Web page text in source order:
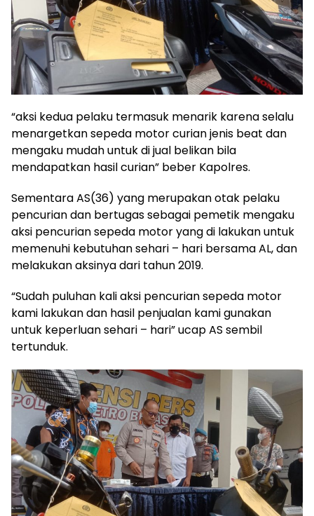
“aksi kedua pelaku termasuk menarik karena selalu
menargetkan sepeda motor curian jenis beat dan
mengaku mudah untuk di jual belikan bila
mendapatkan hasil curian” beber Kapolres.
Sementara AS(36) yang merupakan otak pelaku
pencurian dan bertugas sebagai pemetik mengaku
aksi pencurian sepeda motor yang di lakukan untuk
memenuhi kebutuhan sehari – hari bersama AL, dan
melakukan aksinya dari tahun 2019.
“Sudah puluhan kali aksi pencurian sepeda motor
kami lakukan dan hasil penjualan kami gunakan
untuk keperluan sehari – hari” ucap AS sembil
tertunduk.